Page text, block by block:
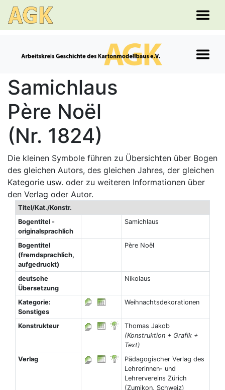
Samichlaus
Père Noël
(Nr. 1824)
Die kleinen Symbole führen zu Übersichten über Bogen
des gleichen Autors, des gleichen Jahres, der gleichen
Kategorie usw. oder zu weiteren Informationen über
den Verlag oder Autor.
Titel/Kat./Konstr.
Bogentitel -
originalsprachlich
Samichlaus
Bogentitel
(fremdsprachlich,
aufgedruckt)
Père Noël
deutsche
Übersetzung
Nikolaus
Kategorie:
Sonstiges
Weihnachtsdekorationen
Konstrukteur
Thomas Jakob
(Konstruktion + Grafik +
Text)
Verlag
Pädagogischer Verlag des
Lehrerinnen- und
Lehrervereins Zürich
(Zumikon, Schweiz)